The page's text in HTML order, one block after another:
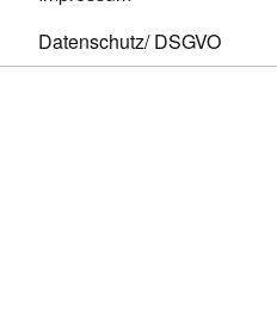
Datenschutz/ DSGVO